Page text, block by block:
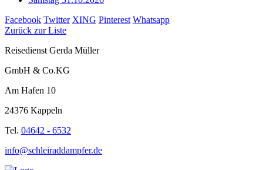
Facebook Twitter XING Pinterest Whatsapp
Zurück zur Liste
Reisedienst Gerda Müller
GmbH & Co.KG
Am Hafen 10
24376 Kappeln
Tel. 04642 - 6532
info@schleiraddampfer.de